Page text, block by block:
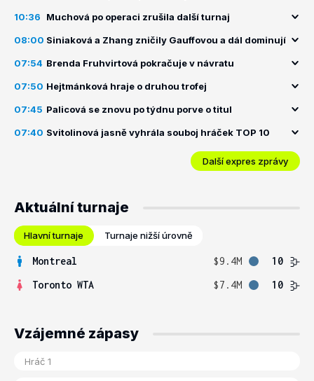
10:36 Muchová po operaci zrušila další turnaj
08:00 Siniaková a Zhang zničily Gauffovou a dál dominují
07:54 Brenda Fruhvirtová pokračuje v návratu
07:50 Hejtmánková hraje o druhou trofej
07:45 Palicová se znovu po týdnu porve o titul
07:40 Svitolinová jasně vyhrála souboj hráček TOP 10
Další expres zprávy
Aktuální turnaje
Hlavní turnaje Turnaje nižší úrovně
Montreal $9.4M
10
Toronto WTA
$7.4M 10
Vzájemné zápasy